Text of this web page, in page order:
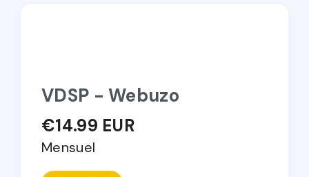
VDSP - Webuzo
€14.99 EUR
Mensuel